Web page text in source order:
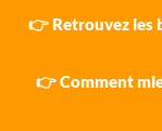
👉 Retrouvez les
👉 Comment